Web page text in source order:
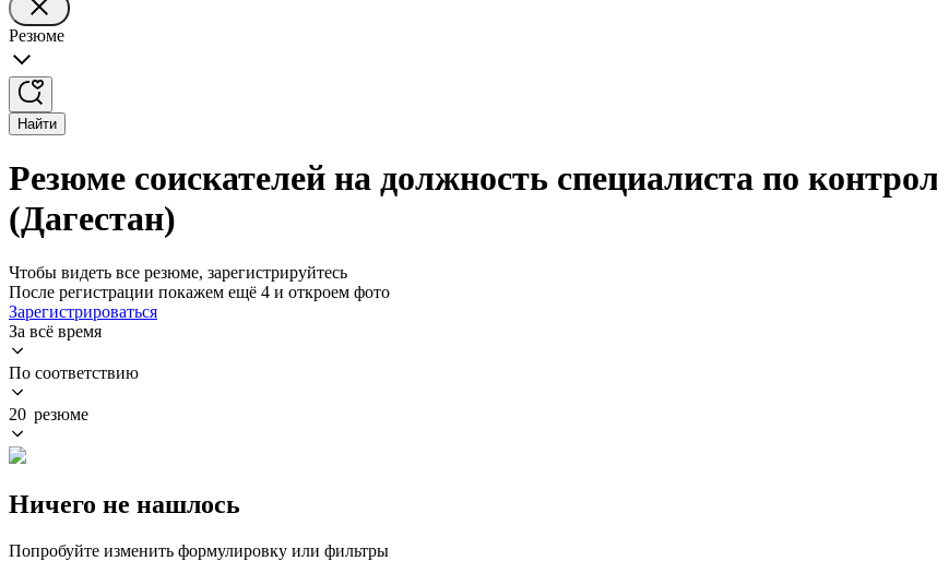
Резюме
Найти
Резюме соискателей на должность специалиста по
(Дагестан)
Чтобы видеть все резюме, зарегистрируйтесь
После регистрации покажем ещё 4 и откроем фото
Зарегистрироваться
За всё время
По соответствию
20 резюме
Ничего не нашлось
Попробуйте изменить формулировку или фильтры